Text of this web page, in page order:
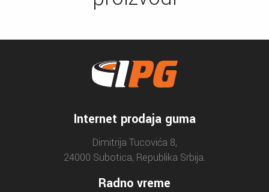
Internet prodaja guma
Dimitrija Tucovića 8,
24000 Subotica, Republika Srbija.
Radno vreme